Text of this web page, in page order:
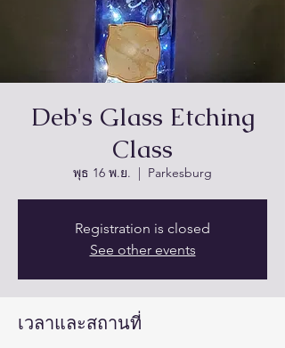
Deb's Glass Etching
Class
พุธ 16 พ.ย.
  |
Parkesburg
Registration is closed
See other events
เวลาและสถานที่